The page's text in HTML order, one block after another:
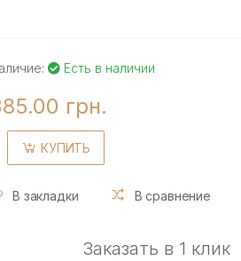
Есть в наличии
грн.
КУПИТЬ
В закладки В сравнение
Заказать в 1 клик